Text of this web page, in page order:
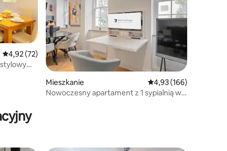
Średnia ocena: 4,92 na 5, liczba recenzji: 72
4,92 (72)
Mieszkanie
Średnia ocena: 4,93
4,93 (166)
Nowoczesny apartament z 1 sypialnią w